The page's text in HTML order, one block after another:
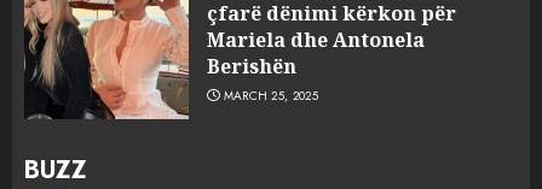
çfarë dënimi kërkon për
Mariela dhe Antonela
Berishën
MARCH 25, 2025
BUZZ